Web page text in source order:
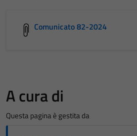
Comunicato 82-2024
A cura di
Questa pagina è gestita da